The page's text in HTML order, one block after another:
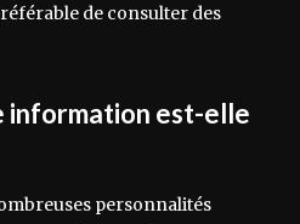
de consulter des
information est-elle
personnalités